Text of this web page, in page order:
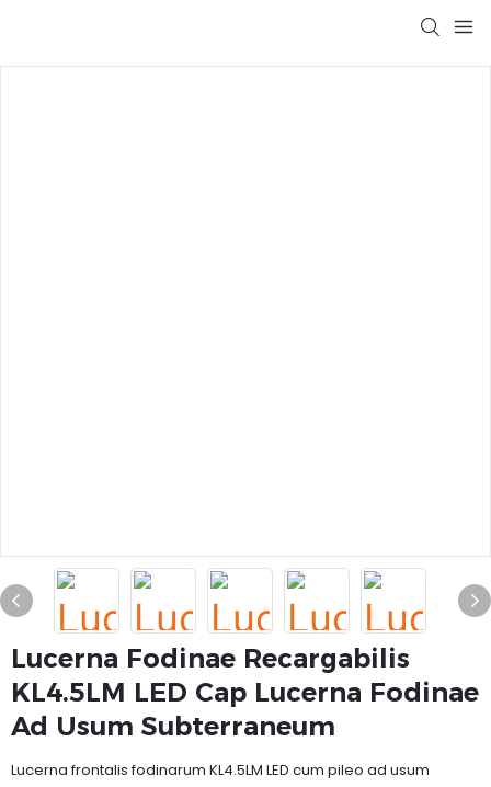
Lucerna Fodinae Recargabilis
KL4.5LM LED Cap Lucerna Fodinae
Ad Usum Subterraneum
Lucerna frontalis fodinarum KL4.5LM LED cum pileo ad usum